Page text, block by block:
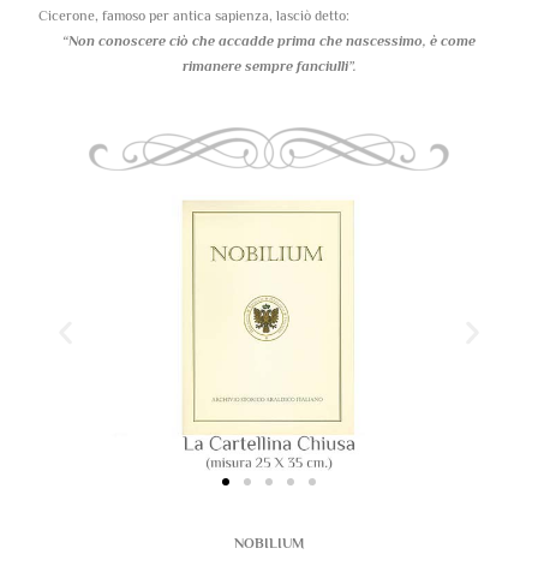
Cicerone, famoso per antica sapienza, lasciò detto:
“Non conoscere ciò che accadde prima che nascessimo, è come
rimanere sempre fanciulli”.
NOBILIUM